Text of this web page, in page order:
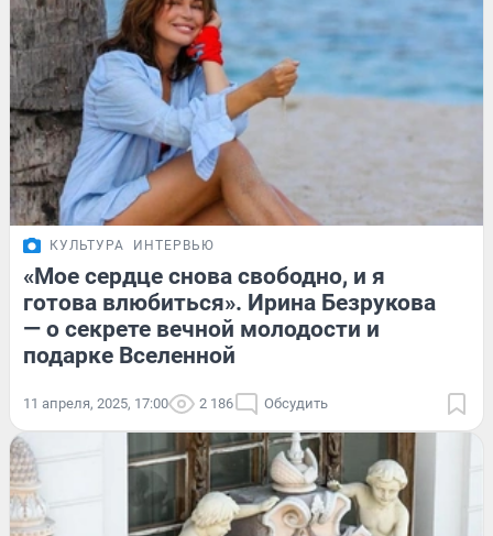
КУЛЬТУРА ИНТЕРВЬЮ
«Мое сердце снова свободно, и я
готова влюбиться». Ирина Безрукова
— о секрете вечной молодости и
подарке Вселенной
11 апреля, 2025, 17:00 2 186 Обсудить